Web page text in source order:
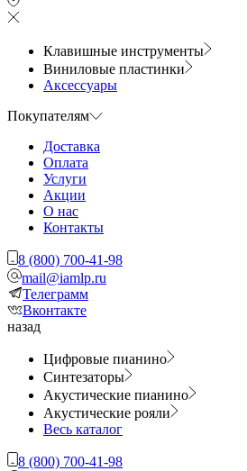
Клавишные инструменты
Виниловые пластинки
Аксессуары
Покупателям
Доставка
Оплата
Услуги
Акции
О нас
Контакты
8 (800) 700-41-98
mail@iamlp.ru
Телеграмм
Вконтакте
назад
Цифровые пианино
Синтезаторы
Акустические пианино
Акустические рояли
Весь каталог
8 (800) 700-41-98